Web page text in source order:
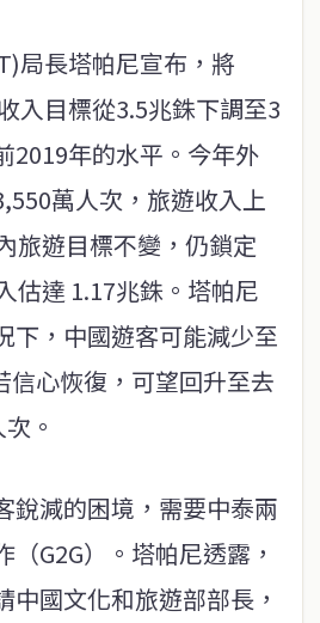
局長塔帕尼宣布，將
入目標從3.5兆銖下調至3
2019年的水平。今年外
萬人次，旅遊收入上
旅遊目標不變，仍鎖定
估達 1.17兆銖。塔帕尼
下，中國遊客可能減少至
信心恢復，可望回升至去
。
銳減的困境，需要中泰兩
G2G）。塔帕尼透露，
中國文化和旅遊部部長，